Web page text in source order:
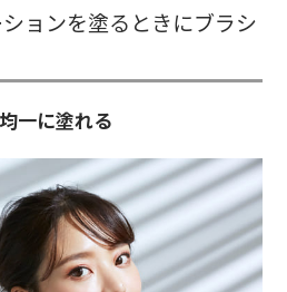
ョンを塗るときにブラシ
一に塗れる